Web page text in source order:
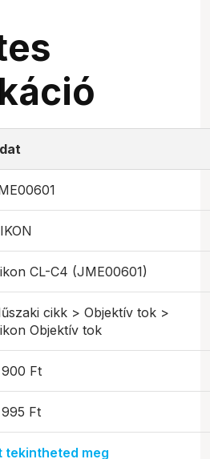
CL-C4 (JME00601)
cikk > Objektív tok >
Objektív tok
Ft
Ft
tekintheted meg